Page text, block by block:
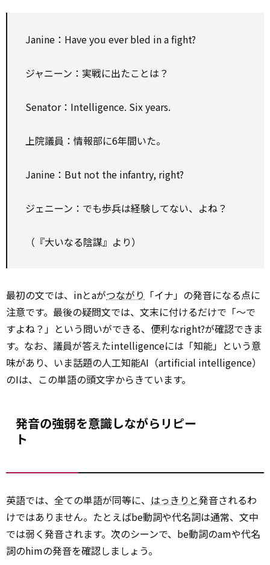
Janine：Have you ever bled in a fight?
ジャニーン：実戦に出たことは？
Senator：Intelligence. Six years.
上院議員：情報部に6年間いた。
Janine：But not the infantry, right?
ジェニーン：でも歩兵は経験してない、よね？
（『大いなる陰謀』より）
最初の文では、inとaがつながり 「イナ」の発音になる点に
注意です。最後の疑問文では、文末に付けるだけで「～で
すよね？」という問いができる、便利なright?が確認できま
す。なお、議員が答えたintelligenceには「知能」という意
味があり、いま話題の人工知能AI（artificial intelligence）
のIは、この単語の頭文字からきています。
発音の強弱を意識しながらリピー
ト
英語では、全ての単語が同等に、 はっきりと発音されるわ
けではありません。たとえばbe動詞や代名詞は通常、文中
では弱く発音されます。次のシーンで、be動詞のamや代名
詞のhimの発音を確認しましょう。